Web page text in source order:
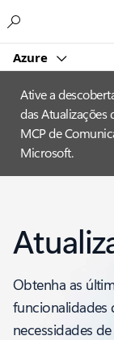
Azure
Ative a
das Atualizações
MCP de
Microsoft.
Obtenha as
funcionalidades
necessidades